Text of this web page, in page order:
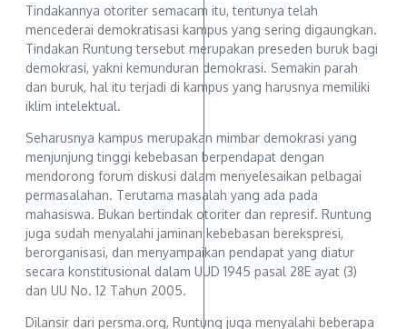
Tindakannya otoriter semacam itu, tentunya telah
mencederai demokratisasi kampus yang sering digaungkan.
Tindakan Runtung tersebut merupakan preseden buruk bagi
demokrasi, yakni kemunduran demokrasi. Semakin parah
dan buruk, hal itu terjadi di kampus yang harusnya memiliki
iklim intelektual.
Seharusnya kampus merupakan mimbar demokrasi yang
menjunjung tinggi kebebasan berpendapat dengan
mendorong forum diskusi dalam menyelesaikan pelbagai
permasalahan. Terutama masalah yang ada pada
mahasiswa. Bukan bertindak otoriter dan represif. Runtung
juga sudah menyalahi jaminan kebebasan berekspresi,
berorganisasi, dan menyampaikan pendapat yang diatur
secara konstitusional dalam UUD 1945 pasal 28E ayat (3)
dan UU No. 12 Tahun 2005.
Dilansir dari persma.org, Runtung juga menyalahi beberapa